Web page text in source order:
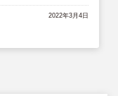
2022年3月4日